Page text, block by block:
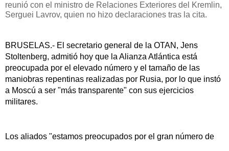
reunió con el ministro de Relaciones Exteriores del Kremlin,
Serguei Lavrov, quien no hizo declaraciones tras la cita.
BRUSELAS.- El secretario general de la OTAN, Jens
Stoltenberg, admitió hoy que la Alianza Atlántica está
preocupada por el elevado número y el tamaño de las
maniobras repentinas realizadas por Rusia, por lo que instó
a Moscú a ser "más transparente" con sus ejercicios
militares.
Los aliados "estamos preocupados por el gran número de